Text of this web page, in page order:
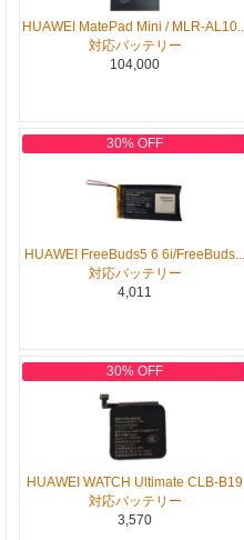
HUAWEI MatePad Mini / MLR-AL10...
対応バッテリー
104,000
30% OFF
HUAWEI FreeBuds5 6 6i/FreeBuds...
対応バッテリー
4,011
30% OFF
HUAWEI WATCH Ultimate CLB-B19
対応バッテリー
3,570